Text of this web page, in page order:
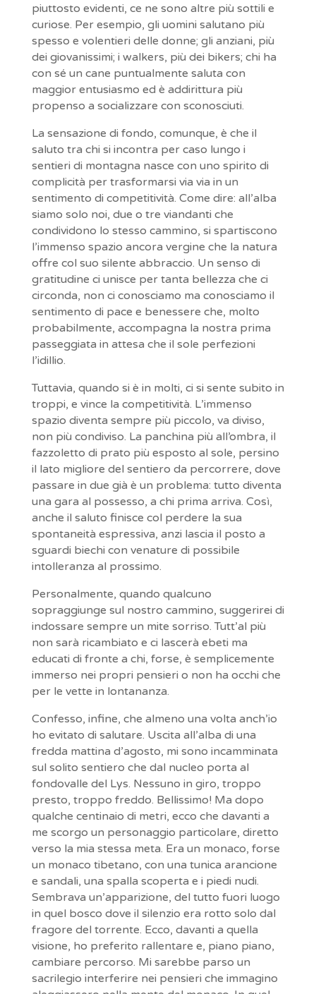
piuttosto evidenti, ce ne sono altre più sottili e
curiose. Per esempio, gli uomini salutano più
spesso e volentieri delle donne; gli anziani, più
dei giovanissimi; i walkers, più dei bikers; chi ha
con sé un cane puntualmente saluta con
maggior entusiasmo ed è addirittura più
propenso a socializzare con sconosciuti.
La sensazione di fondo, comunque, è che il
saluto tra chi si incontra per caso lungo i
sentieri di montagna nasce con uno spirito di
complicità per trasformarsi via via in un
sentimento di competitività. Come dire: all’alba
siamo solo noi, due o tre viandanti che
condividono lo stesso cammino, si spartiscono
l’immenso spazio ancora vergine che la natura
offre col suo silente abbraccio. Un senso di
gratitudine ci unisce per tanta bellezza che ci
circonda, non ci conosciamo ma conosciamo il
sentimento di pace e benessere che, molto
probabilmente, accompagna la nostra prima
passeggiata in attesa che il sole perfezioni
l’idillio.
Tuttavia, quando si è in molti, ci si sente subito in
troppi, e vince la competitività. L’immenso
spazio diventa sempre più piccolo, va diviso,
non più condiviso. La panchina più all’ombra, il
fazzoletto di prato più esposto al sole, persino
il lato migliore del sentiero da percorrere, dove
passare in due già è un problema: tutto diventa
una gara al possesso, a chi prima arriva. Così,
anche il saluto finisce col perdere la sua
spontaneità espressiva, anzi lascia il posto a
sguardi biechi con venature di possibile
intolleranza al prossimo.
Personalmente, quando qualcuno
sopraggiunge sul nostro cammino, suggerirei di
indossare sempre un mite sorriso. Tutt’al più
non sarà ricambiato e ci lascerà ebeti ma
educati di fronte a chi, forse, è semplicemente
immerso nei propri pensieri o non ha occhi che
per le vette in lontananza.
Confesso, infine, che almeno una volta anch’io
ho evitato di salutare. Uscita all’alba di una
fredda mattina d’agosto, mi sono incamminata
sul solito sentiero che dal nucleo porta al
fondovalle del Lys. Nessuno in giro, troppo
presto, troppo freddo. Bellissimo! Ma dopo
qualche centinaio di metri, ecco che davanti a
me scorgo un personaggio particolare, diretto
verso la mia stessa meta. Era un monaco, forse
un monaco tibetano, con una tunica arancione
e sandali, una spalla scoperta e i piedi nudi.
Sembrava un’apparizione, del tutto fuori luogo
in quel bosco dove il silenzio era rotto solo dal
fragore del torrente. Ecco, davanti a quella
visione, ho preferito rallentare e, piano piano,
cambiare percorso. Mi sarebbe parso un
sacrilegio interferire nei pensieri che immagino